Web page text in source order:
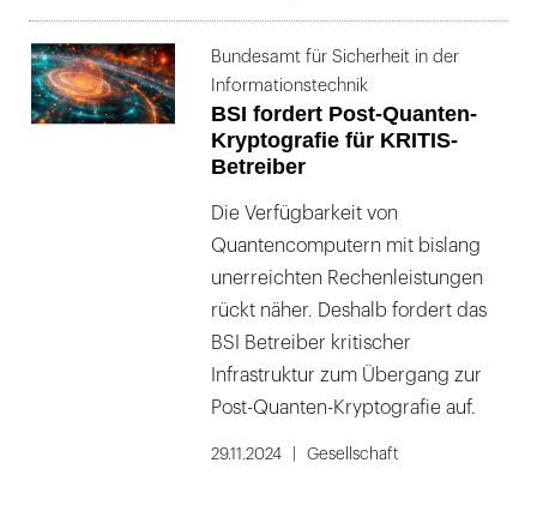
Bundesamt für Sicherheit in der
Informationstechnik
BSI fordert Post-Quanten-
Kryptografie für KRITIS-
Betreiber
Die Verfügbarkeit von
Quantencomputern mit bislang
unerreichten Rechenleistungen
rückt näher. Deshalb fordert das
BSI Betreiber kritischer
Infrastruktur zum Übergang zur
Post-Quanten-Kryptografie auf.
29.11.2024 Gesellschaft